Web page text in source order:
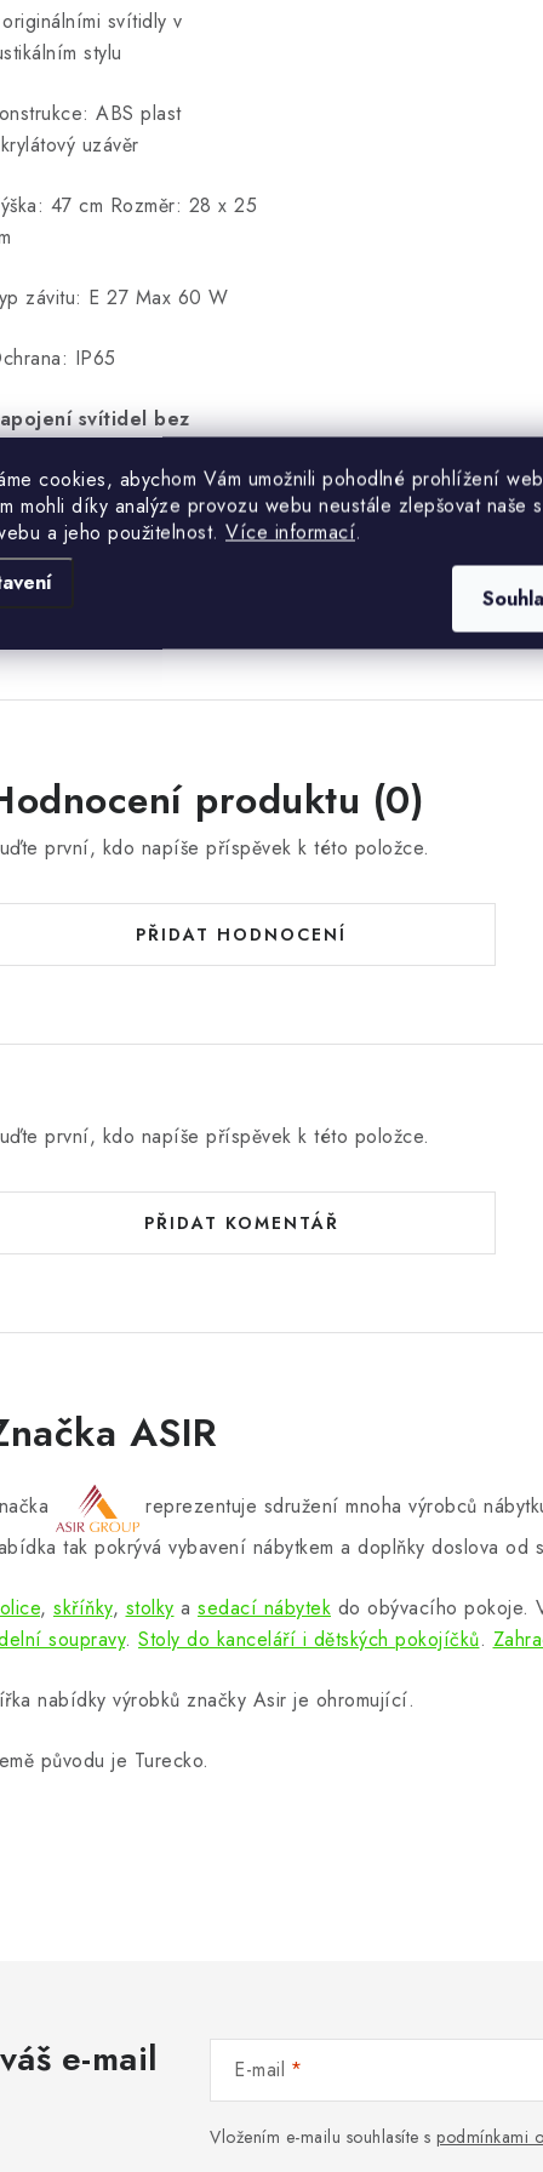
cookies, abychom Vám umožnili pohodlné prohlížení
mohli díky analýze provozu webu neustále zlepšovat naše
a jeho použitelnost. Více informací.
svítidly v
stylu
ABS plast
uzávěr
47 cm Rozměr: 28 x 25
závitu: E 27 Max 60 W
IP65
svítidel bez
odborně způsobilá
nejsou součástí
produktu (0)
první, kdo napíše příspěvek k této položce.
PŘIDAT HODNOCENÍ
první, kdo napíše příspěvek k této položce.
PŘIDAT KOMENTÁŘ
ASIR
reprezentuje sdružení mnoha výrobců
tak pokrývá vybavení nábytkem a doplňky doslova od
, skříňky, stolky a sedací nábytek do obývacího pokoje.
soupravy. Stoly do kanceláří i dětských pokojíčků.
nabídky výrobků značky Asir je ohromující.
původu je Turecko.
e-mail E-mail
Vložením e-mailu souhlasíte s podmínkami